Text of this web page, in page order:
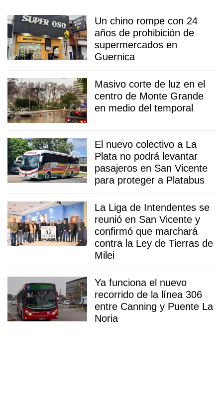
Un chino rompe con 24
años de prohibición de
supermercados en
Guernica
Masivo corte de luz en el
centro de Monte Grande
en medio del temporal
El nuevo colectivo a La
Plata no podrá levantar
pasajeros en San Vicente
para proteger a Platabus
La Liga de Intendentes se
reunió en San Vicente y
confirmó que marchará
contra la Ley de Tierras de
Milei
Ya funciona el nuevo
recorrido de la línea 306
entre Canning y Puente La
Noria